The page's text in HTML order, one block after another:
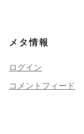
メタ情報
ログイン
コメントフィード